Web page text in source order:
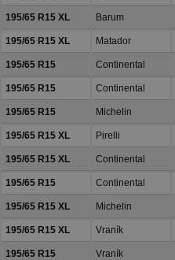
195/65 R15 XL Barum
195/65 R15 XL Matador
195/65 R15 Continental
195/65 R15 Continental
195/65 R15 Michelin
195/65 R15 XL Pirelli
195/65 R15 XL Continental
195/65 R15 Continental
195/65 R15 XL Michelin
195/65 R15 XL Vraník
195/65 R15 Vraník